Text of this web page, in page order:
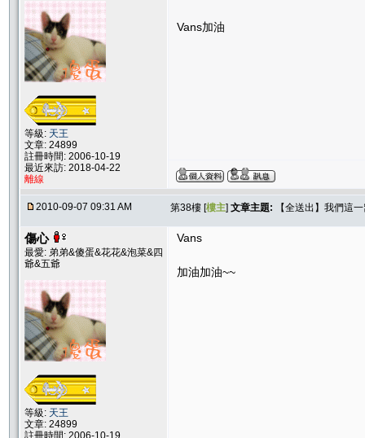
等級: 天王
文章: 24899
註冊時間: 2006-10-19
最近來訪: 2018-04-22
離線
Vans加油
2010-09-07 09:31 AM 第38樓 [樓主] 文章主題: 【全送出】我們
傷心
最愛: 弟弟&傻蛋&花花&泡菜&四
爺&五爺
等級: 天王
文章: 24899
註冊時間: 2006-10-19
Vans
加油加油~~